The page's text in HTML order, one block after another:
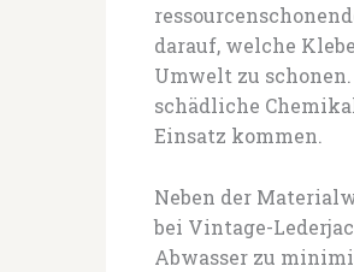
darauf, welche
Umwelt zu
schädliche
Einsatz kommen.
Neben der
bei Vintage-
Abwasser zu